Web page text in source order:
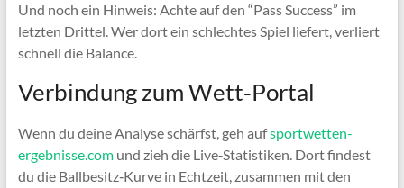
Und noch ein Hinweis: Achte auf den “Pass Success” im
letzten Drittel. Wer dort ein schlechtes Spiel liefert, verliert
schnell die Balance.
Verbindung zum Wett‑Portal
Wenn du deine Analyse schärfst, geh aufsportwetten-
ergebnisse.comund zieh die Live‑Statistiken. Dort findest
du die Ballbesitz‑Kurve in Echtzeit, zusammen mit den